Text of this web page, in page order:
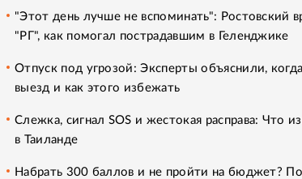
"Этот день лучше не вспоминать": Ростовский
"РГ", как помогал пострадавшим в Геленджике
Отпуск под угрозой: Эксперты объяснили,
выезд и как этого избежать
Слежка, сигнал SOS и жестокая расправа: Что
в Таиланде
Набрать 300 баллов и не пройти на бюджет?